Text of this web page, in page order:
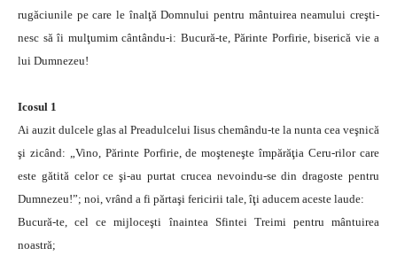
rugăciunile pe care le înalţă Domnului pentru mântuirea neamului creşti-
nesc să îi mulţumim cântându-i: Bucură-te, Părinte Porfirie, biserică vie a
lui Dumnezeu!
Icosul 1
Ai auzit dulcele glas al Preadulcelui Iisus chemându-te la nunta cea veşnică
şi zicând: „Vino, Părinte Porfirie, de moşteneşte împărăţia Ceru-rilor care
este gătită celor ce şi-au purtat crucea nevoindu-se din dragoste pentru
Dumnezeu!”; noi, vrând a fi părtaşi fericirii tale, îţi aducem aceste laude:
Bucură-te, cel ce mijloceşti înaintea Sfintei Treimi pentru mântuirea
noastră;